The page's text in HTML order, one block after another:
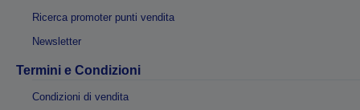
Ricerca promoter punti vendita
Newsletter
Termini e Condizioni
Condizioni di vendita